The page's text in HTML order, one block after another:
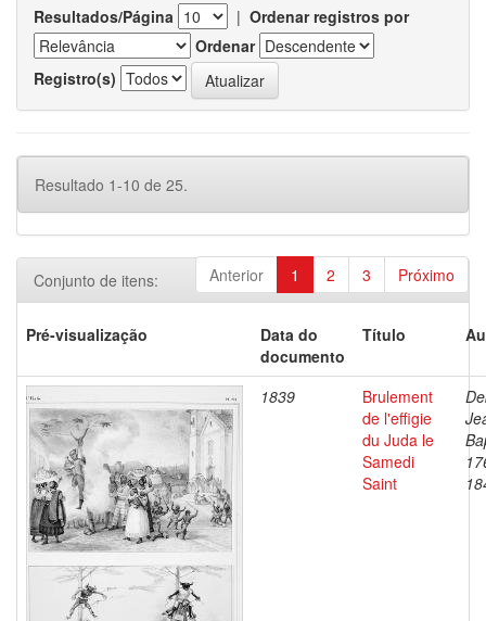
Resultados/Página | Ordenar registros por
Ordenar
Registro(s)
Resultado 1-10 de 25.
Anterior 1 2 3 Próximo
Conjunto de itens:
Pré-visualização
Data do
documento
Título
1839
Brulement
de l'effigie
du Juda le
Samedi
Saint